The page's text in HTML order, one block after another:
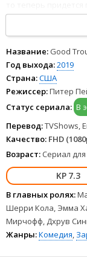
сестры понимают
как казалась
сериала подряд
FullHD 1080p
Название: Good
Год выхода:2019
Страна:США
Режиссер:Питер
Статус сериала: В
Перевод:TVShows,
Качество: FHD
Возраст: Сериал
7.3
В главных ролях:
Шерри Кола, Эмма
Мирчофф, Дхрув
Жанры:Комедия,